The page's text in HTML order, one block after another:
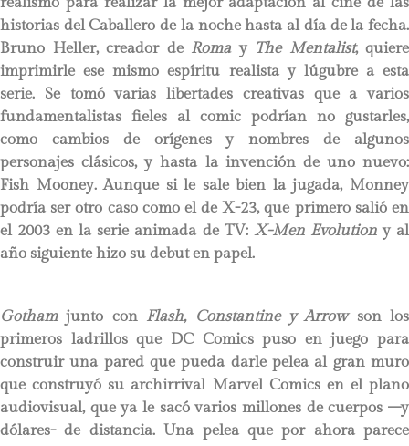
historias del Caballero de la noche hasta al día de la fecha.
Bruno Heller, creador deRomay The Mentalist, quiere
imprimirle ese mismo espíritu realista y lúgubre a esta
serie. Se tomó varias libertades creativas que a varios
fundamentalistas fieles al comic podrían no gustarles,
como cambios de orígenes y nombres de algunos
personajes clásicos, y hasta la invención de uno nuevo:
Fish Mooney. Aunque si le sale bien la jugada, Monney
podría ser otro caso como el de X-23, que primero salió en
el 2003 en la serie animada de TV: X-Men Evolutiony al
año siguiente hizo su debut en papel.
Gothamjunto conFlash, Constantine y Arrow son los
primeros ladrillos que DC Comics puso en juego para
construir una pared que pueda darle pelea al gran muro
que construyó su archirrival Marvel Comics en el plano
audiovisual, que ya le sacó varios millones de cuerpos –y
dólares- de distancia. Una pelea que por ahora parece